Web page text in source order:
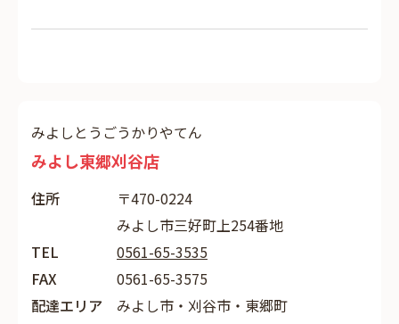
みよしとうごうかりやてん
みよし東郷刈谷店
住所
〒470-0224
みよし市三好町上254番地
TEL
0561-65-3535
FAX
0561-65-3575
配達エリア
みよし市・刈谷市・東郷町